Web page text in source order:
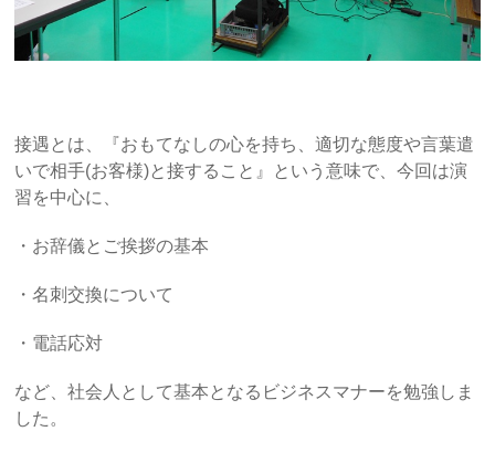
接遇とは、『おもてなしの心を持ち、適切な態度や言葉遣
いで相手(お客様)と接すること』という意味で、今回は演
習を中心に、
・お辞儀とご挨拶の基本
・名刺交換について
・電話応対
など、社会人として基本となるビジネスマナーを勉強しま
した。